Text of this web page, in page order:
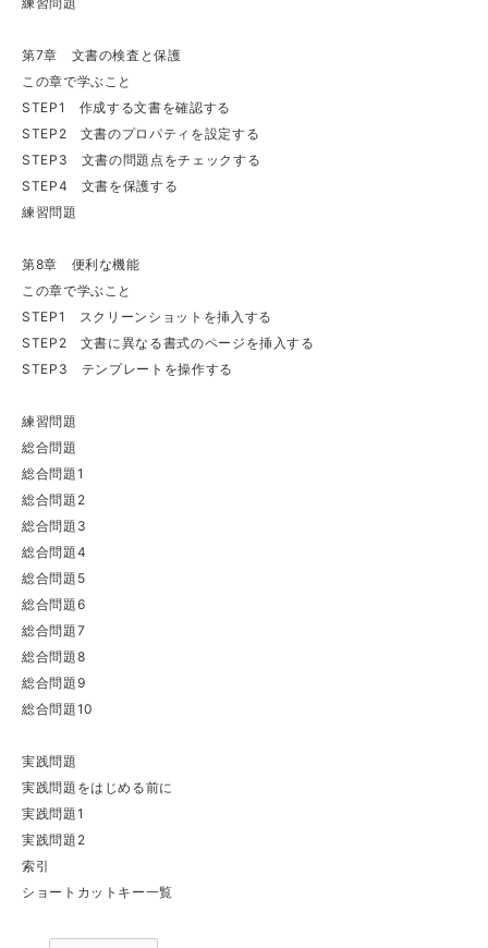
第7章 文書の検査と保護
この章で学ぶこと
STEP1 作成する文書を確認する
STEP2 文書のプロパティを設定する
STEP3 文書の問題点をチェックする
STEP4 文書を保護する
練習問題
第8章 便利な機能
この章で学ぶこと
STEP1 スクリーンショットを挿入する
STEP2 文書に異なる書式のページを挿入する
STEP3 テンプレートを操作する
練習問題
総合問題
総合問題1
総合問題2
総合問題3
総合問題4
総合問題5
総合問題6
総合問題7
総合問題8
総合問題9
総合問題10
実践問題
実践問題をはじめる前に
実践問題1
実践問題2
索引
ショートカットキー一覧